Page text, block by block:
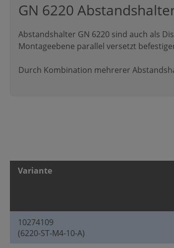
GN 6220
Abstandshalter GN 6220 sind auch als
Montageebene parallel versetzt
Durch Kombination mehrerer
Variante
10274109
(6220-ST-M4-10-A)